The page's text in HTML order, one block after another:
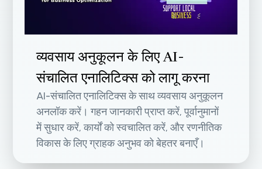
व्यवसाय अनुकूलन के लिए AI-
संचालित एनालिटिक्स को लागू करना
AI-संचालित एनालिटिक्स के साथ व्यवसाय अनुकूलन
अनलॉक करें। गहन जानकारी प्राप्त करें, पूर्वानुमानों
में सुधार करें, कार्यों को स्वचालित करें, और रणनीतिक
विकास के लिए ग्राहक अनुभव को बेहतर बनाएँ।